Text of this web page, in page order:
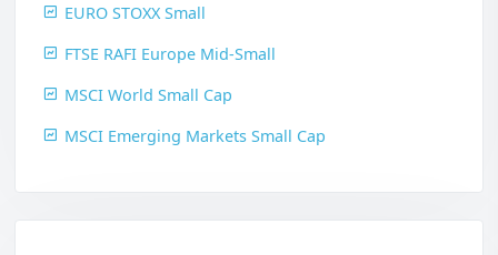
EURO STOXX Small
FTSE RAFI Europe Mid-Small
MSCI World Small Cap
MSCI Emerging Markets Small Cap